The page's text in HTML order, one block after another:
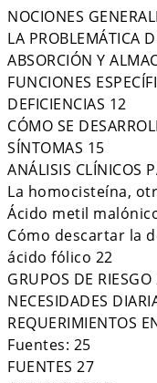
NOCIONES
LA PROBLEMÁTICA
ABSORCIÓN Y
FUNCIONES
DEFICIENCIAS 12
CÓMO SE
SÍNTOMAS 15
ANÁLISIS CLÍNICOS
La homocisteína,
Ácido metil
Cómo descartar la
ácido fólico 22
GRUPOS DE RIESGO
NECESIDADES
REQUERIMIENTOS
Fuentes: 25
FUENTES 27